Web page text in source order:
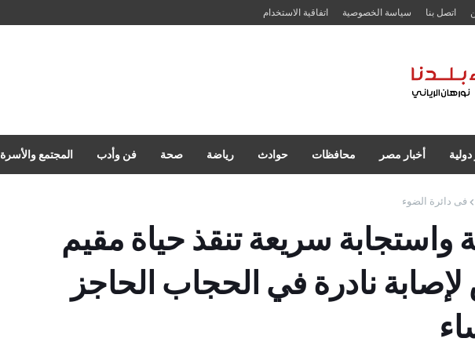
اتصل بنا سياسة الخصوصية اتفاقية الاستخدام
دولية أخبار مصر محافظات حوادث رياضة صحة فن وأدب المجتمع والأسرة
فى دائرة الضوء
واستجابة سريعة تنقذ حياة مقيم
نادرة في الحجاب الحاجز